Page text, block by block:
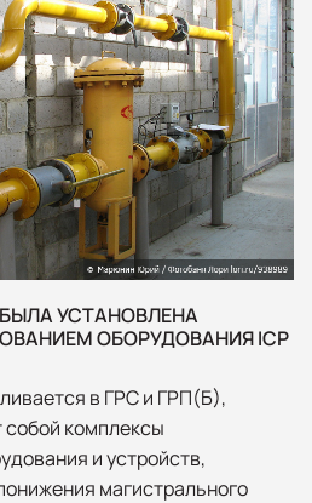
УСТАНОВЛЕНА
ОБОРУДОВАНИЯ ICP
в ГРС и ГРП(Б),
комплексы
и устройств,
магистрального